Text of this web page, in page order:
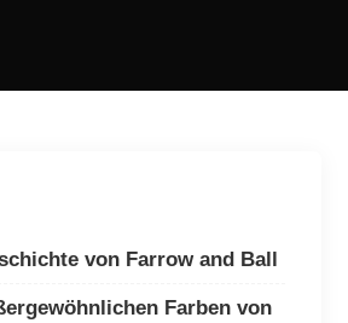
von Farrow and Ball
Farben von